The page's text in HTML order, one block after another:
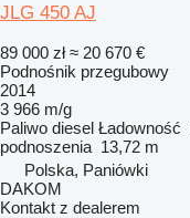
JLG 450 AJ
89 000 zł ≈ 20 670 €
Podnośnik przegubowy
2014
3 966 m/g
Paliwo diesel Ładowność
podnoszenia 13,72 m
Polska, Paniówki
DAKOM
Kontakt z dealerem